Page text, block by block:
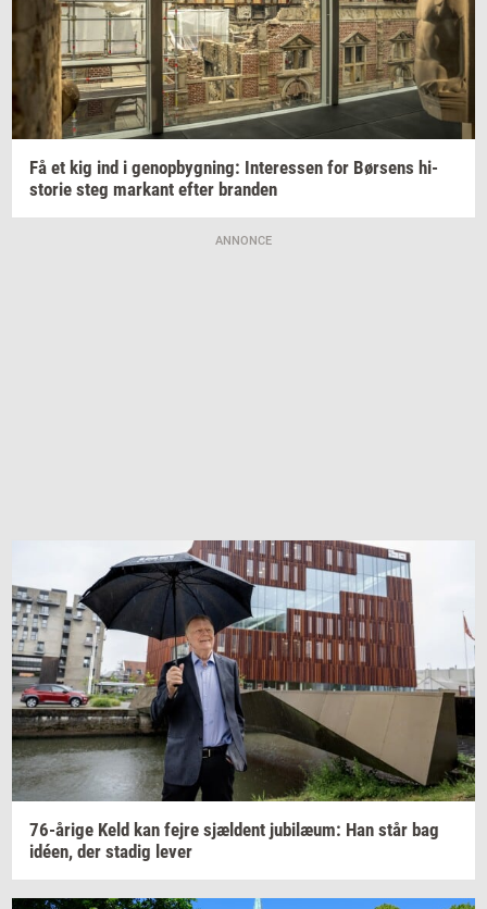
Få et kig ind i genop­byg­ning: In­ter­es­sen for Bør­sens hi­
sto­rie steg mar­kant efter bran­den
ANNONCE
76-​årige Keld kan fejre sjæl­dent ju­bilæum: Han står bag
idéen, der sta­dig lever